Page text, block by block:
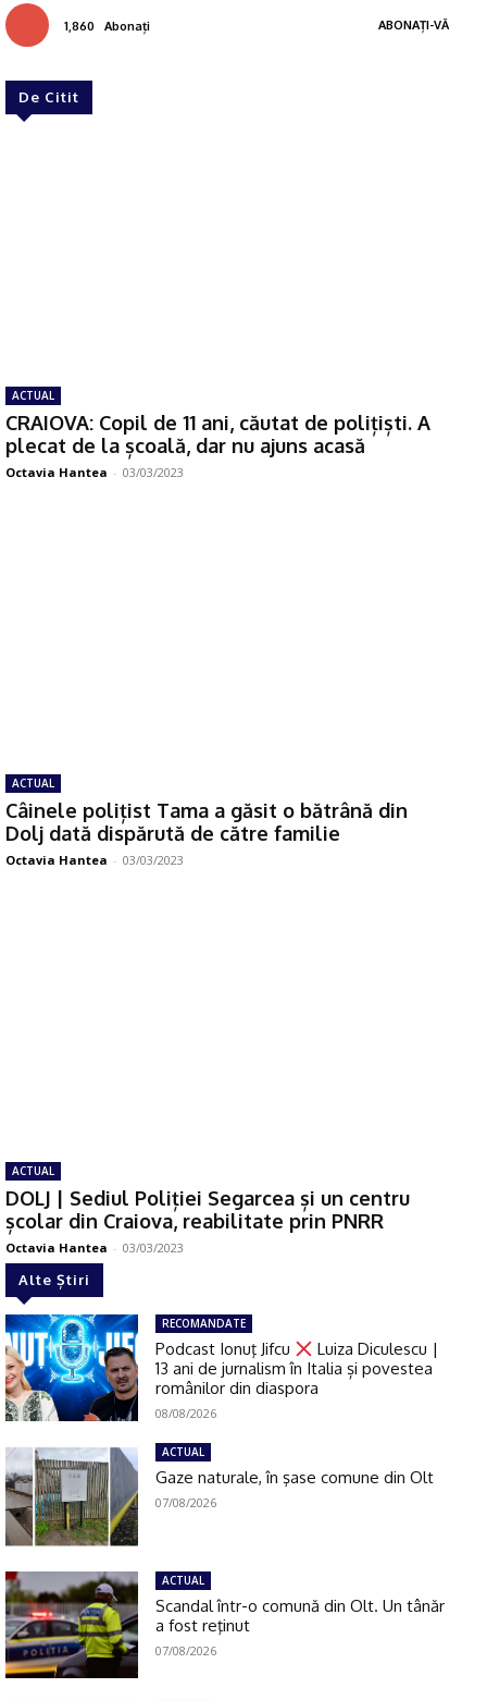
1,860 Abonați ABONAȚI-VĂ
De Citit
ACTUAL
CRAIOVA: Copil de 11 ani, căutat de polițiști. A
plecat de la școală, dar nu ajuns acasă
Octavia Hantea - 03/03/2023
ACTUAL
Câinele polițist Tama a găsit o bătrână din
Dolj dată dispărută de către familie
Octavia Hantea - 03/03/2023
ACTUAL
DOLJ | Sediul Poliției Segarcea și un centru
școlar din Craiova, reabilitate prin PNRR
Octavia Hantea - 03/03/2023
Alte Știri
RECOMANDATE
Podcast Ionuţ Jifcu
Luiza Diculescu |
13 ani de jurnalism în Italia și povestea
românilor din diaspora
08/08/2026
ACTUAL
Gaze naturale, în şase comune din Olt
07/08/2026
ACTUAL
Scandal într-o comună din Olt. Un tânăr
a fost reţinut
07/08/2026